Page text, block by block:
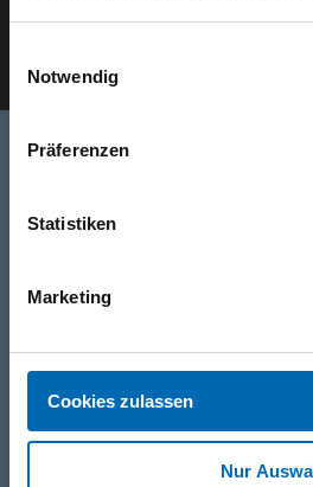
Notwendig
Präferenzen
Statistiken
Marketing
Cookies zulassen
Nur
0316/2771-0